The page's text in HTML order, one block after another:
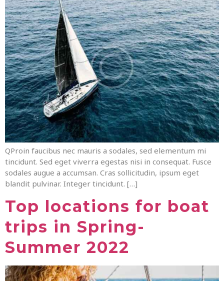
QProin faucibus nec mauris a sodales, sed elementum mi
tincidunt. Sed eget viverra egestas nisi in consequat. Fusce
sodales augue a accumsan. Cras sollicitudin, ipsum eget
blandit pulvinar. Integer tincidunt. […]
Top locations for boat
trips in Spring-
Summer 2022